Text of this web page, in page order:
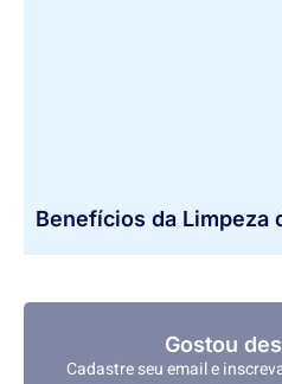
Benefícios da Limpeza
Gostou
Cadastre seu email e